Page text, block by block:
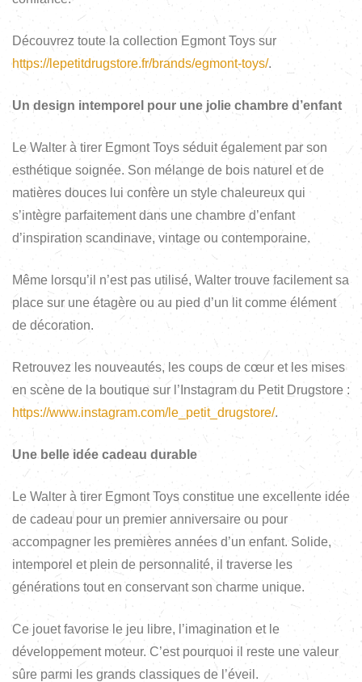
Découvrez toute la collection Egmont Toys sur
https://lepetitdrugstore.fr/brands/egmont-toys/.
Un design intemporel pour une jolie chambre d’enfant
Le Walter à tirer Egmont Toys séduit également par son
esthétique soignée. Son mélange de bois naturel et de
matières douces lui confère un style chaleureux qui
s’intègre parfaitement dans une chambre d’enfant
d’inspiration scandinave, vintage ou contemporaine.
Même lorsqu’il n’est pas utilisé, Walter trouve facilement sa
place sur une étagère ou au pied d’un lit comme élément
de décoration.
Retrouvez les nouveautés, les coups de cœur et les mises
en scène de la boutique sur l’Instagram du Petit Drugstore :
https://www.instagram.com/le_petit_drugstore/.
Une belle idée cadeau durable
Le Walter à tirer Egmont Toys constitue une excellente idée
de cadeau pour un premier anniversaire ou pour
accompagner les premières années d’un enfant. Solide,
intemporel et plein de personnalité, il traverse les
générations tout en conservant son charme unique.
Ce jouet favorise le jeu libre, l’imagination et le
développement moteur. C’est pourquoi il reste une valeur
sûre parmi les grands classiques de l’éveil.